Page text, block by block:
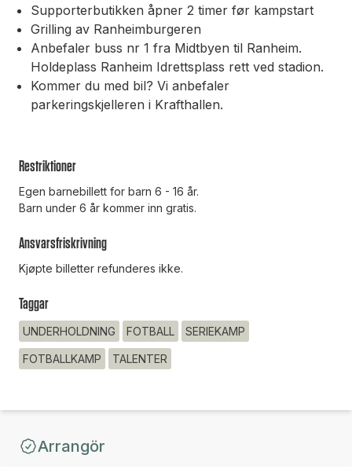
Supporterbutikken åpner 2 timer før kampstart
Grilling av Ranheimburgeren
Anbefaler buss nr 1 fra Midtbyen til Ranheim.
Holdeplass Ranheim Idrettsplass rett ved stadion.
Kommer du med bil? Vi anbefaler
parkeringskjelleren i Krafthallen.
Restriktioner
Egen barnebillett for barn 6 - 16 år.
Barn under 6 år kommer inn gratis.
Ansvarsfriskrivning
Kjøpte billetter refunderes ikke.
Taggar
UNDERHOLDNING FOTBALL SERIEKAMP
FOTBALLKAMP TALENTER
Arrangör